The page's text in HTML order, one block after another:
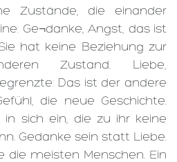
Zustände, die einander
Ge¬danke, Angst, das ist
hat keine Beziehung zur
Zustand. Liebe,
Das ist der andere
die neue Geschichte.
in sich ein, die zu ihr keine
Gedanke sein statt Liebe.
die meisten Menschen. Ein